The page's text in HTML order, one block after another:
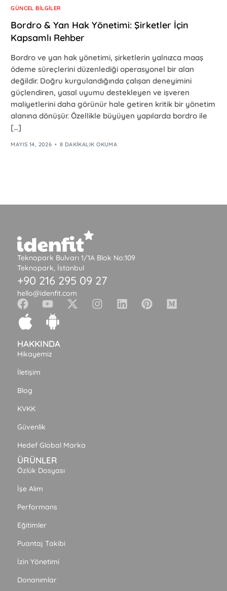
GÜNCEL BILGILER
Bordro & Yan Hak Yönetimi: Şirketler İçin
Kapsamlı Rehber
Bordro ve yan hak yönetimi, şirketlerin yalnızca maaş
ödeme süreçlerini düzenlediği operasyonel bir alan
değildir. Doğru kurgulandığında çalışan deneyimini
güçlendiren, yasal uyumu destekleyen ve işveren
maliyetlerini daha görünür hale getiren kritik bir yönetim
alanına dönüşür. Özellikle büyüyen yapılarda bordro ile
[…]
MAYIS 14, 2026 8 DAKIKALIK OKUMA
Teknopark Bulvarı 1/1A Blok No:109
Teknopark, İstanbul
+90 216 295 09 27
hello@idenfit.com
HAKKINDA
Hikayemiz
İletişim
Blog
KVKK
Güvenlik
Hedef Global Marka
ÜRÜNLER
Özlük Dosyası
İşe Alım
Performans
Eğitimler
Puantaj Takibi
İzin Yönetimi
Donanımlar